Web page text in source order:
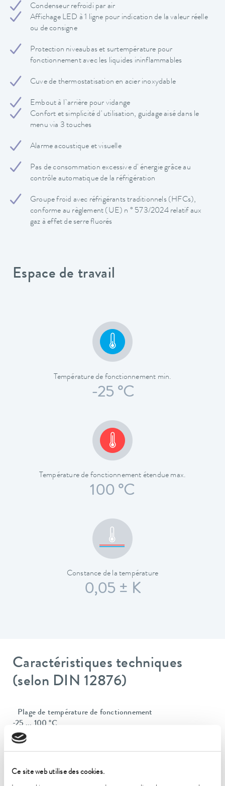
Ce site web utilise des cookies.
Condenseur refroidi par air
Affichage LED à 1 ligne pour indication de la valeur réelle
ou de consigne
Protection niveaubas et surtempérature pour
fonctionnement avec les liquides ininflammables
Cuve de thermostatisation en acier inoxydable
Embout à l`arrière pour vidange
Confort et simplicité d' utilisation, guidage aisé dans le
menu via 3 touches
Alarme acoustique et visuelle
Pas de consommation excessive d' énergie grâce au
contrôle automatique de la réfrigération
Groupe froid avec réfrigérants traditionnels (HFCs),
conforme au règlement (UE) n ° 573/2024 relatif aux
gaz à effet de serre fluorés
Espace de travail
Température de fonctionnement min.
-25 °C
Température de fonctionnement étendue max.
100 °C
Constance de la température
0,05 ± K
Caractéristiques techniques
(selon DIN 12876)
Plage de température de fonctionnement
-25 ... 100 °C
Plage de température ambiante